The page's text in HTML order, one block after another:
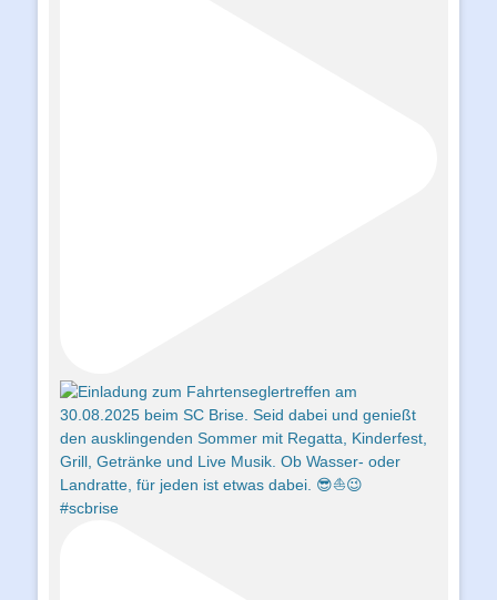
#scbrise